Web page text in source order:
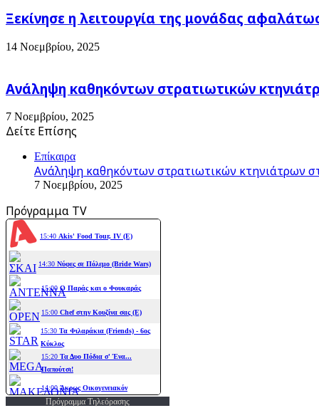
Ξεκίνησε η λειτουργία της μονάδας
14 Νοεμβρίου, 2025
Ανάληψη καθηκόντων στρατιωτικών
7 Νοεμβρίου, 2025
Δείτε Επίσης
Επίκαιρα
Ανάληψη καθηκόντων στρατιωτικών κτηνιάτρων
7 Νοεμβρίου, 2025
Πρόγραμμα TV
Πρόγραμμα Τηλεόρασης